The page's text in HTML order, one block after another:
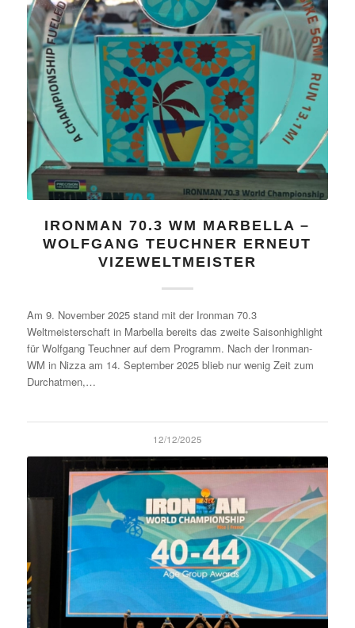
IRONMAN 70.3 WM MARBELLA –
WOLFGANG TEUCHNER ERNEUT
VIZEWELTMEISTER
Am 9. November 2025 stand mit der Ironman 70.3
Weltmeisterschaft in Marbella bereits das zweite Saisonhighlight
für Wolfgang Teuchner auf dem Programm. Nach der Ironman-
WM in Nizza am 14. September 2025 blieb nur wenig Zeit zum
Durchatmen,…
12/12/2025